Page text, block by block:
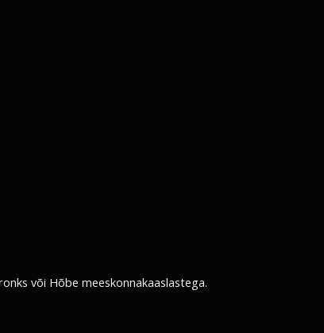
või Hõbe meeskonnakaaslastega.